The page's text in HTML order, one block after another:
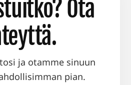
Ota
ja otamme sinuun
pian.